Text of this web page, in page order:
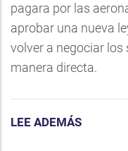
pagara por las
aprobar una nueva
volver a negociar los
manera directa.
LEE ADEMÁS